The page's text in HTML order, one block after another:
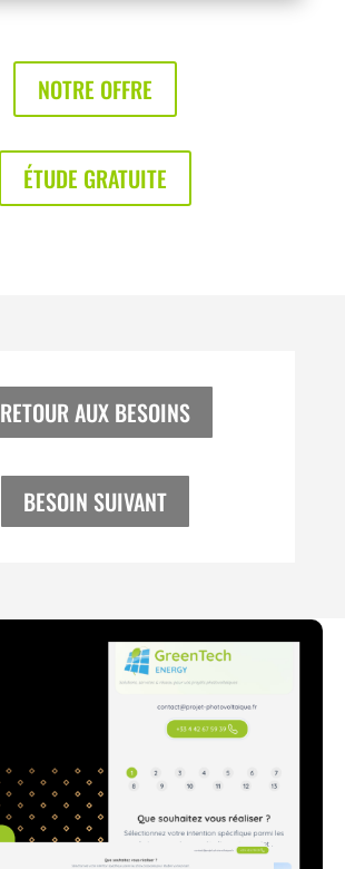
NOTRE OFFRE
ÉTUDE GRATUITE
RETOUR AUX BESOINS
BESOIN SUIVANT